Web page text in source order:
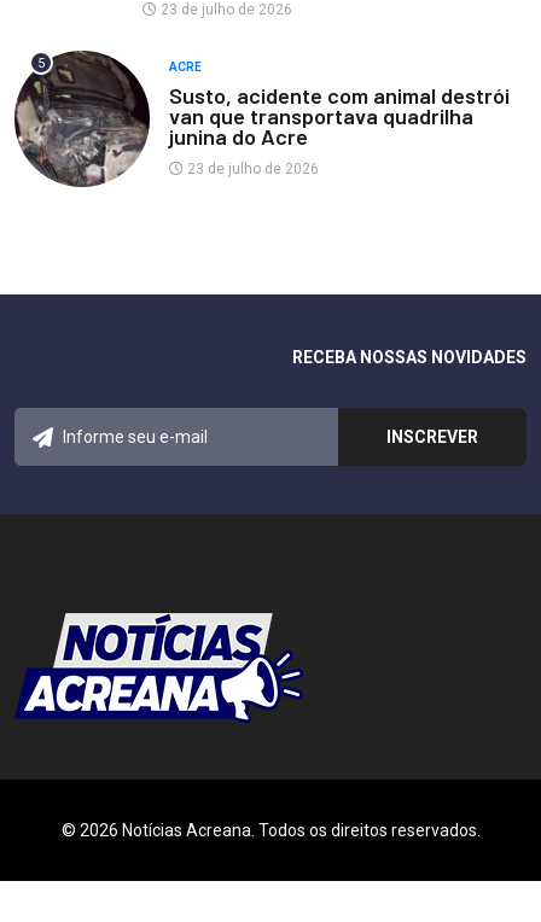
23 de julho de 2026
5 ACRE
Susto, acidente com animal destrói
van que transportava quadrilha
junina do Acre
23 de julho de 2026
RECEBA NOSSAS NOVIDADES
© 2026 Notícias Acreana. Todos os direitos reservados.